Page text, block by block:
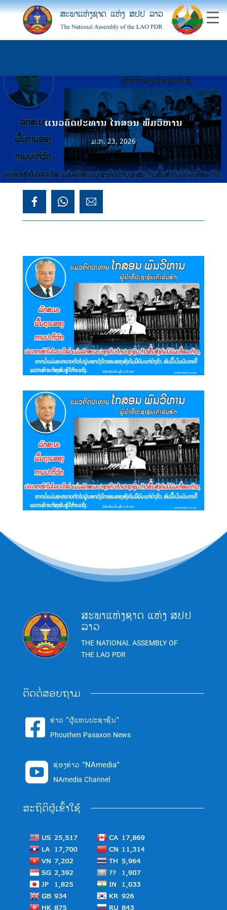
ແນວຄິດປະທານ ໄກສອນ ພົມວິຫານ
ມ.ກ. 23, 2026
ສະພາແຫ່ງຊາດ ແຫ່ງ ສປປ
ລາວ
THE NATIONAL ASSEMBLY OF
THE LAO PDR
ຕິດຕໍ່ສອບຖາມ
 ຂ່າວ "ຜູ້ແທນປະຊາຊົນ"
Phouthen Pasaxon News
 ຊ່ອງຂ່າວ "NAmedia"
NAmedia Channel
ສະຖິຕິຜູ້ເຂົ້າໃຊ້